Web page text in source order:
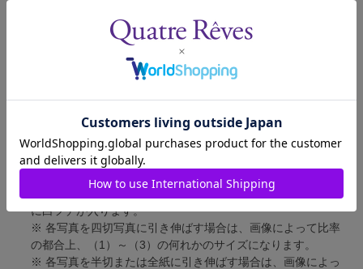
短辺 217mm × 長辺 305mm
短辺 213mm × 長辺 305mm
全紙写真
短辺 402mm × 長辺 559mm
写真のサイズにつきまして、下記の件も併せてご了承ください。
※ 宝塚大劇場および新人公演の舞台写真につきましては、4辺
に白フチが入ります。
※ 各写真を四切写真に引き伸ばす場合は、画像によって比率
の都合上、（1）～（3）の何れかのサイズになります。
※ 各写真を半切または全紙に引き伸ばす場合は、画像によっ